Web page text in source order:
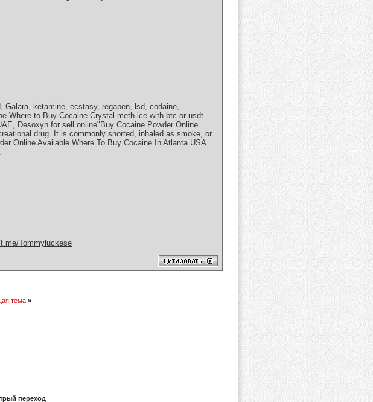
ketamine, ecstasy, regapen, lsd, codaine,
Where to Buy Cocaine Crystal meth ice with btc or usdt
Desoxyn for sell online"Buy Cocaine Powder Online
drug. It is commonly snorted, іnhаlеd as ѕmоkе, оr
Online Available Where To Buy Cocaine In Atlanta USA
Tommyluckese
тема »
переход